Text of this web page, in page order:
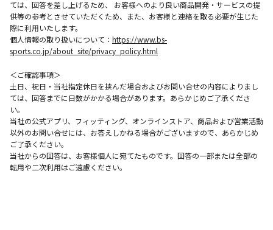
ては、回答を差し上げるため、 お客様へのより良い商品開発・サービスの提
供等の参考とさせていただくため、また、お客様と連絡を取る必要が生じた
際に利用いたします。
個人情報の取り扱いについて： https://www.bs-
sports.co.jp/about_site/privacy_policy.html
＜ご確認事項＞
土日、祝日・当社指定休日を挟んだ場合およびお問い合せの内容によりまし
ては、回答までに日数がかかる場合があります。あらかじめご了承くださ
い。
当社の公式アプリ、フィッティング、オンラインストア、商品および営業活動
以外のお問い合せには、お答えしかねる場合がございますので、あらかじめ
ご了承ください。
当社からの回答は、お客様個人に宛てたものです。回答の一部または全部の
転用や二次利用はご遠慮ください。